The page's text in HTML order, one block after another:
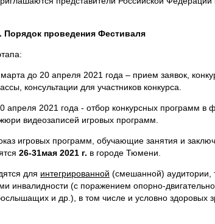
Порядок проведения Фестиваля
до 20 апреля 2021 года – прием заявок,
консультации для участников конкурса.
апреля 2021 года - отбор конкурсных программ в
видеозаписей игровых программ.
игровых программ, обучающие занятия и
26-31мая 2021 г. в городе Тюмени.
для интегрированной (смешанной) аудитории,
инвалидности (с поражением опорно-
и др.), в том числе и условно здоровых